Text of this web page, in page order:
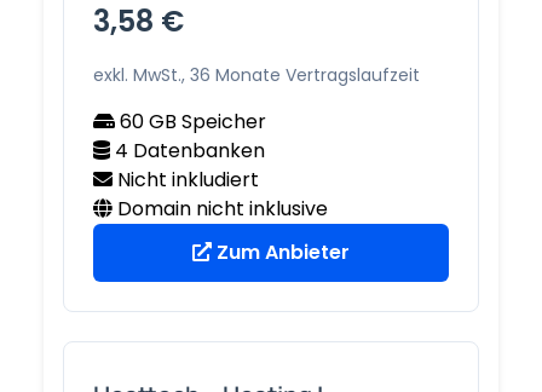
3,58 €
exkl. MwSt., 36 Monate Vertragslaufzeit
60 GB Speicher
4 Datenbanken
Nicht inkludiert
Domain nicht inklusive
Zum Anbieter